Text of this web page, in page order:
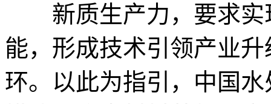
新质生产力，要求实
能，形成技术引领产业
环。以此为指引，中国